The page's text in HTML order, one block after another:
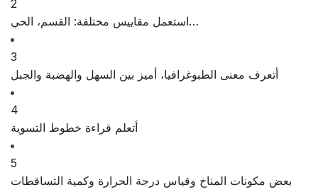
2
استعمل مقاييس مختلفة: القسم، الحي…
3
أتعرف معنى الطبوغرافيا، أميز بين السهل والهضبة والجبل
4
أتعلم قراءة خطوط التسوية
5
بعض مكونات المناخ وقياس درجة الحرارة وكمية التساقطات